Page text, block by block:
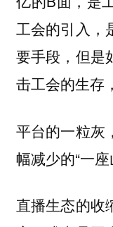
工会的引入，
要手段，但是
击工会的生存
平台的一粒灰
幅减少的“一座
直播生态的收